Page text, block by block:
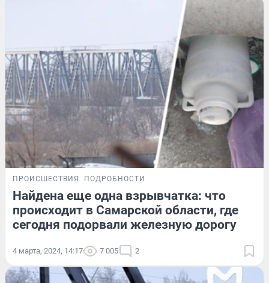
ПРОИСШЕСТВИЯ ПОДРОБНОСТИ
Найдена еще одна взрывчатка: что
происходит в Самарской области, где
сегодня подорвали железную дорогу
4 марта, 2024, 14:17 7 005 2